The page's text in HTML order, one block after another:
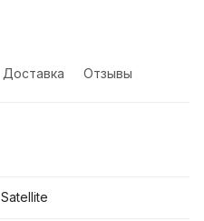
Доставка Отзывы
Satellite